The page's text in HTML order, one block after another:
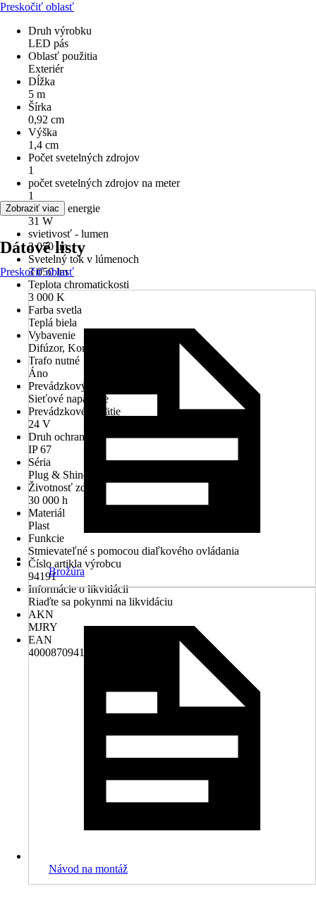
Preskočiť oblasť
Druh výrobku
LED pás
Oblasť použitia
Exteriér
Dĺžka
5 m
Šírka
0,92 cm
Výška
1,4 cm
Počet svetelných zdrojov
1
počet svetelných zdrojov na meter
1
Využitie energie
31 W
svietivosť - lumen
3 050 lm
Svetelný tok v lúmenoch
3 050 lm
Teplota chromatickosti
3 000 K
Farba svetla
Teplá biela
Vybavenie
Difúzor, Konektor
Trafo nutné
Áno
Prevádzkový režim
Sieťové napájanie
Prevádzkové napätie
24 V
Druh ochrany
IP 67
Séria
Plug & Shine
Životnosť zdroja
30 000 h
Materiál
Plast
Funkcie
Stmievateľné s pomocou diaľkového ovládania
Číslo artikla výrobcu
94191
Informácie o likvidácii
Riaďte sa pokynmi na likvidáciu
AKN
MJRY
EAN
4000870941911
Zobraziť viac
Dátové listy
Preskočiť oblasť
Brožúra
Návod na montáž